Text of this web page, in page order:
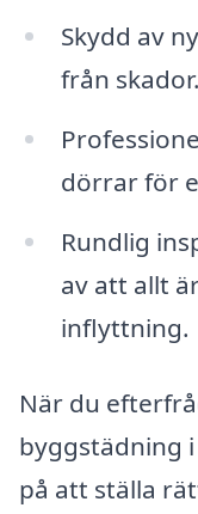
Skydd av
från skador.
dörrar för
Rundlig
av att allt
inflyttning.
När du
byggstädning
på att ställa